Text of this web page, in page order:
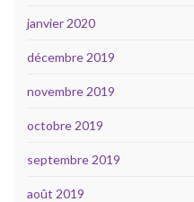
janvier 2020
décembre 2019
novembre 2019
octobre 2019
septembre 2019
août 2019